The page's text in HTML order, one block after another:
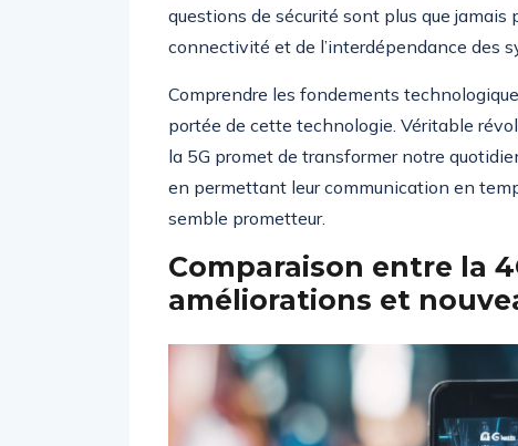
questions de sécurité sont plus que
connectivité et de l’interdépendance des
Comprendre les fondements
portée de cette technologie. Véritable
la 5G promet de transformer notre
en permettant leur communication en
semble prometteur.
Comparaison entre la
améliorations et